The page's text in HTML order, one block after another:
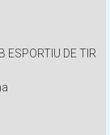
ESPORTIU DE TIR